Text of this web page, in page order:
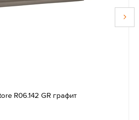
R06.142 GR графит